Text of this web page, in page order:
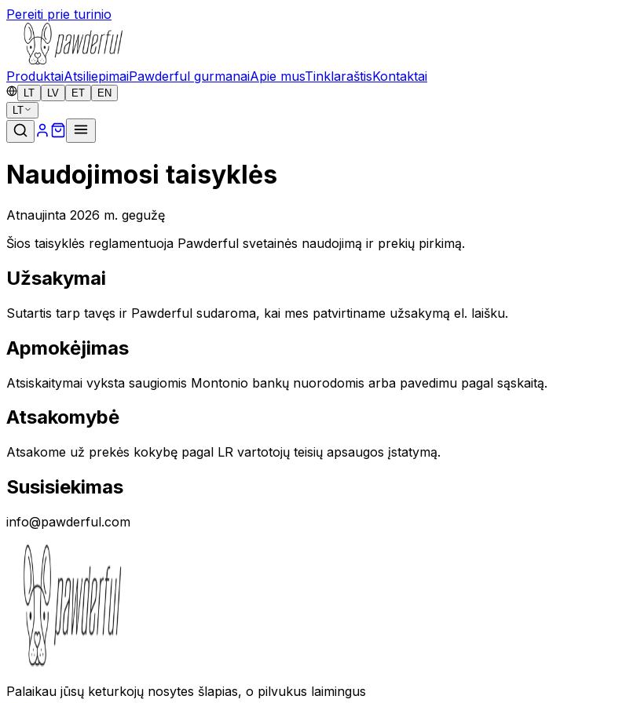
Pereiti prie turinio
ProduktaiAtsiliepimaiPawderful gurmanaiApie musTinklaraštisKontaktai
LT LV ET
EN
LT
Naudojimosi taisyklės
Atnaujinta 2026 m. gegužę
Šios taisyklės reglamentuoja Pawderful svetainės naudojimą ir prekių pirkimą.
Užsakymai
Sutartis tarp tavęs ir Pawderful sudaroma, kai mes patvirtiname užsakymą el. laišku.
Apmokėjimas
Atsiskaitymai vyksta saugiomis Montonio bankų nuorodomis arba pavedimu pagal sąskaitą.
Atsakomybė
Atsakome už prekės kokybę pagal LR vartotojų teisių apsaugos įstatymą.
Susisiekimas
info@pawderful.com
Palaikau jūsų keturkojų nosytes šlapias, o pilvukus laimingus